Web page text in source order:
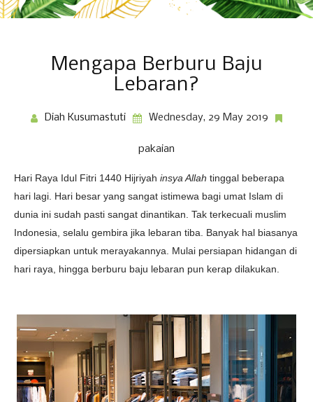
Mengapa Berburu Baju
Lebaran?
Diah Kusumastuti Wednesday, 29 May 2019
pakaian
Hari Raya Idul Fitri 1440 Hijriyah insya Allah tinggal beberapa
hari lagi. Hari besar yang sangat istimewa bagi umat Islam di
dunia ini sudah pasti sangat dinantikan. Tak terkecuali muslim
Indonesia, selalu gembira jika lebaran tiba. Banyak hal biasanya
dipersiapkan untuk merayakannya. Mulai persiapan hidangan di
hari raya, hingga berburu baju lebaran pun kerap dilakukan.